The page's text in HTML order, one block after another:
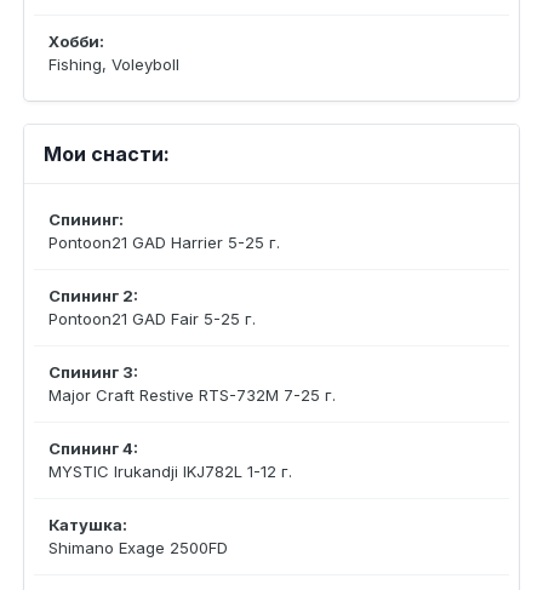
Хобби:
Fishing, Voleyboll
Мои снасти:
Спининг:
Pontoon21 GAD Harrier 5-25 г.
Спининг 2:
Pontoon21 GAD Fair 5-25 г.
Спининг 3:
Major Craft Restive RTS-732M 7-25 г.
Спининг 4:
MYSTIC Irukandji IKJ782L 1-12 г.
Катушка:
Shimano Exage 2500FD